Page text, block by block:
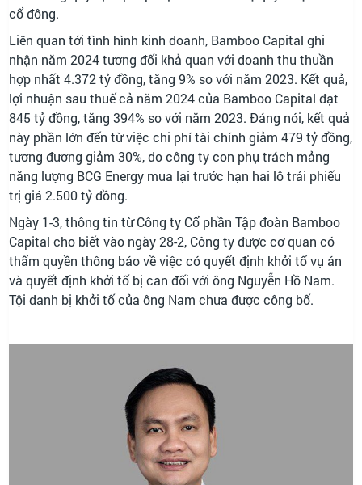
cổ đông.
Liên quan tới tình hình kinh doanh, Bamboo Capital ghi
nhận năm 2024 tương đối khả quan với doanh thu thuần
hợp nhất 4.372 tỷ đồng, tăng 9% so với năm 2023. Kết quả,
lợi nhuận sau thuế cả năm 2024 của Bamboo Capital đạt
845 tỷ đồng, tăng 394% so với năm 2023. Đáng nói, kết quả
này phần lớn đến từ việc chi phí tài chính giảm 479 tỷ đồng,
tương đương giảm 30%, do công ty con phụ trách mảng
năng lượng BCG Energy mua lại trước hạn hai lô trái phiếu
trị giá 2.500 tỷ đồng.
Ngày 1-3, thông tin từ Công ty Cổ phần Tập đoàn Bamboo
Capital cho biết vào ngày 28-2, Công ty được cơ quan có
thẩm quyền thông báo về việc có quyết định khởi tố vụ án
và quyết định khởi tố bị can đối với ông Nguyễn Hồ Nam.
Tội danh bị khởi tố của ông Nam chưa được công bố.